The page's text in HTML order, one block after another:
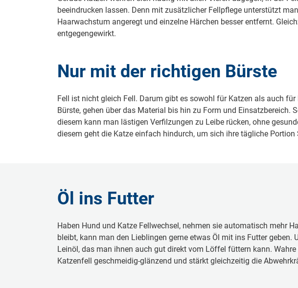
beeindrucken lassen. Denn mit zusätzlicher Fellpflege unterstützt
Haarwachstum angeregt und einzelne Härchen besser entfernt.
entgegengewirkt.
Nur mit der richtigen Bürste
Fell ist nicht gleich Fell. Darum gibt es sowohl für Katzen als auch
Bürste, gehen über das Material bis hin zu Form und
diesem kann man lästigen Verfilzungen zu Leibe rücken, ohne
diesem geht die Katze einfach hindurch, um sich ihre tägliche
Öl ins Futter
Haben Hund und Katze Fellwechsel, nehmen sie automatisch mehr
bleibt, kann man den Lieblingen gerne etwas Öl mit ins Futter
Leinöl, das man ihnen auch gut direkt vom Löffel füttern kann.
Katzenfell geschmeidig-glänzend und stärkt gleichzeitig die